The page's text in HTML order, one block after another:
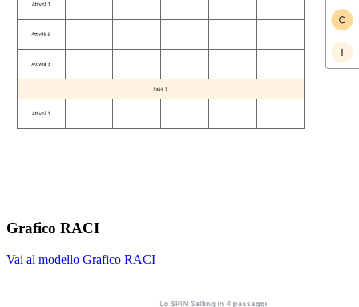
Grafico RACI
Vai al modello Grafico RACI